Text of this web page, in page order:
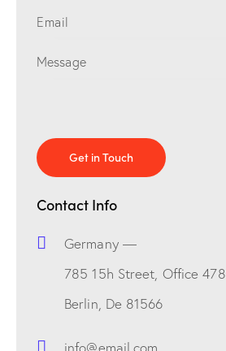
Contact Info
Germany —
785 15h Street, Office 478
Berlin, De 81566
info@email.com